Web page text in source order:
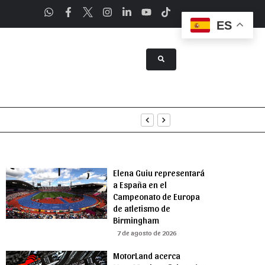
Elena Guiu representará
a España en el
Campeonato de Europa
de atletismo de
Birmingham
7 de agosto de 2026
MotorLand acerca
ES